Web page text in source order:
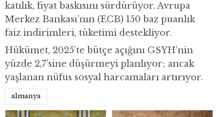
katılık, fiyat baskısını sürdürüyor. Avrupa
Merkez Bankası’nın (ECB) 150 baz puanlık
faiz indirimleri, tüketimi destekliyor.
Hükümet, 2025’te bütçe açığını GSYH’nin
yüzde 2,7’sine düşürmeyi planlıyor; ancak
yaşlanan nüfus sosyal harcamaları artırıyor.
almanya